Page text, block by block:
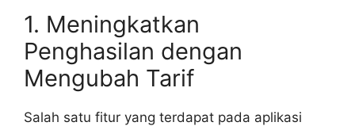
1. Meningkatkan
Penghasilan dengan
Mengubah Tarif
Salah satu fitur yang terdapat pada aplikasi